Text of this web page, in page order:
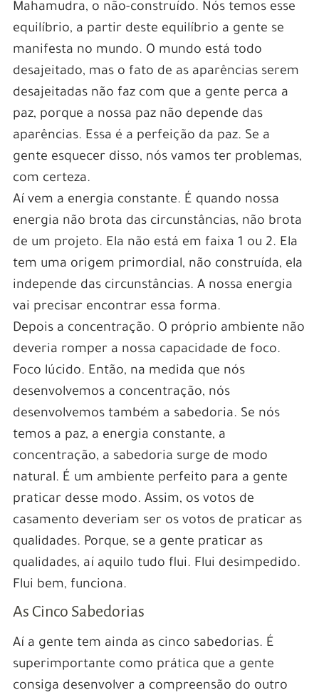
Mahamudra, o não-construído. Nós temos esse
equilíbrio, a partir deste equilíbrio a gente se
manifesta no mundo. O mundo está todo
desajeitado, mas o fato de as aparências serem
desajeitadas não faz com que a gente perca a
paz, porque a nossa paz não depende das
aparências. Essa é a perfeição da paz. Se a
gente esquecer disso, nós vamos ter problemas,
com certeza.
Aí vem a energia constante. É quando nossa
energia não brota das circunstâncias, não brota
de um projeto. Ela não está em faixa 1 ou 2. Ela
tem uma origem primordial, não construída, ela
independe das circunstâncias. A nossa energia
vai precisar encontrar essa forma.
Depois a concentração. O próprio ambiente não
deveria romper a nossa capacidade de foco.
Foco lúcido. Então, na medida que nós
desenvolvemos a concentração, nós
desenvolvemos também a sabedoria. Se nós
temos a paz, a energia constante, a
concentração, a sabedoria surge de modo
natural. É um ambiente perfeito para a gente
praticar desse modo. Assim, os votos de
casamento deveriam ser os votos de praticar as
qualidades. Porque, se a gente praticar as
qualidades, aí aquilo tudo flui. Flui desimpedido.
Flui bem, funciona.
As Cinco Sabedorias
Aí a gente tem ainda as cinco sabedorias. É
superimportante como prática que a gente
consiga desenvolver a compreensão do outro